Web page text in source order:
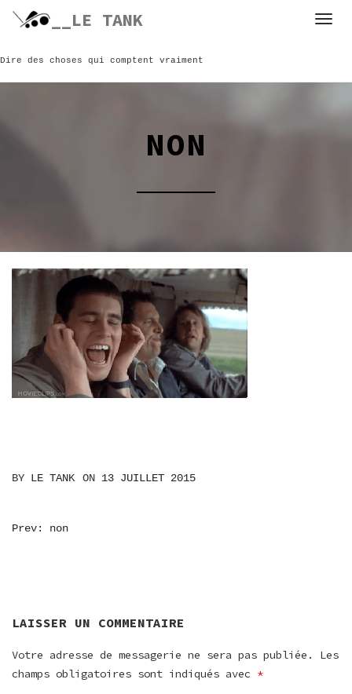
Skip
__LE TANK
Dire des choses qui comptent vraiment
NON
BY LE TANK ON 13 JUILLET 2015
NAVIGATION
Prev: non
LAISSER UN COMMENTAIRE
Votre adresse de messagerie ne sera pas publiée.
Les
champs obligatoires sont indiqués avec *